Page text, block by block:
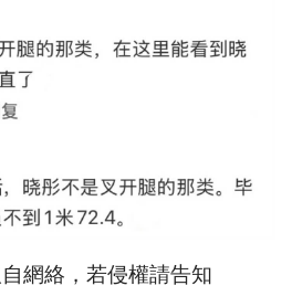
網絡，若侵權請告知